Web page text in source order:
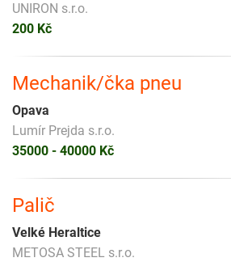
UNIRON s.r.o.
200 Kč
Mechanik/čka pneu
Opava
Lumír Prejda s.r.o.
35000 - 40000 Kč
Palič
Velké Heraltice
METOSA STEEL s.r.o.